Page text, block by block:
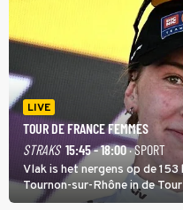
LIVE
TOUR DE FRANCE FEMMES
STRAKS 15:45 - 18:00· SPORT
Vlak is het nergens op de
Tournon-sur-Rhône in de
kans voor Nienke Vinke, die